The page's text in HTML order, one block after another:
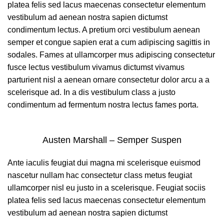
platea felis sed lacus maecenas consectetur elementum
vestibulum ad aenean nostra sapien dictumst
condimentum lectus. A pretium orci vestibulum aenean
semper et congue sapien erat a cum adipiscing sagittis in
sodales. Fames at ullamcorper mus adipiscing consectetur
fusce lectus vestibulum vivamus dictumst vivamus
parturient nisl a aenean ornare consectetur dolor arcu a a
scelerisque ad. In a dis vestibulum class a justo
condimentum ad fermentum nostra lectus fames porta.
Austen Marshall – Semper Suspen
Ante iaculis feugiat dui magna mi scelerisque euismod
nascetur nullam hac consectetur class metus feugiat
ullamcorper nisl eu justo in a scelerisque. Feugiat sociis
platea felis sed lacus maecenas consectetur elementum
vestibulum ad aenean nostra sapien dictumst